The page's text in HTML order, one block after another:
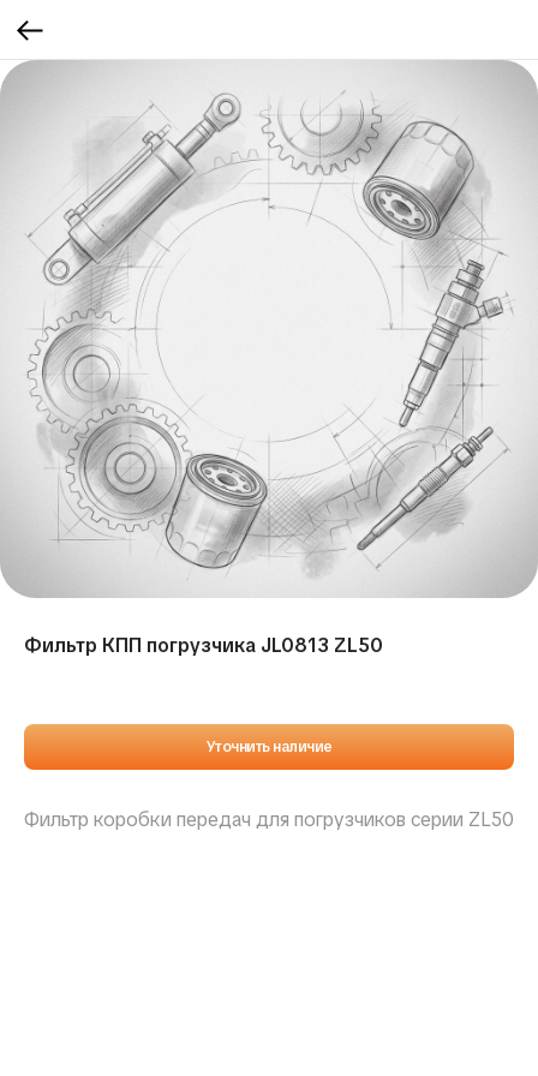
Фильтр КПП погрузчика JL0813 ZL50
Уточнить наличие
Фильтр коробки передач для погрузчиков серии ZL50